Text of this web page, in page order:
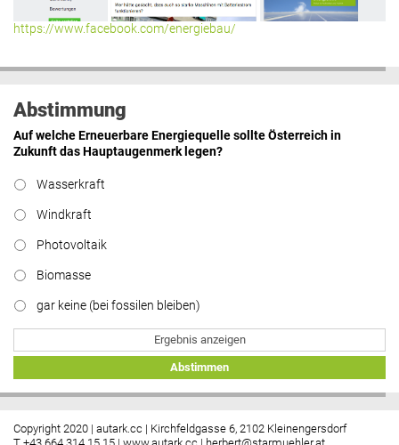
https://www.facebook.com/energiebau/
Abstimmung
Auf welche Erneuerbare Energiequelle sollte Österreich in
Zukunft das Hauptaugenmerk legen?
Wasserkraft
Windkraft
Photovoltaik
Biomasse
gar keine (bei fossilen bleiben)
Ergebnis anzeigen
Abstimmen
Copyright 2020 | autark.cc | Kirchfeldgasse 6, 2102 Kleinengersdorf